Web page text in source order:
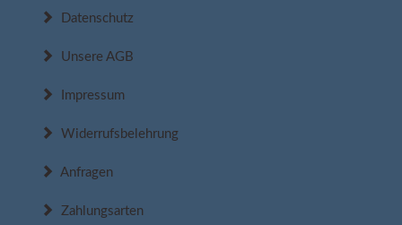
Datenschutz
Unsere AGB
Impressum
Widerrufsbelehrung
Anfragen
Zahlungsarten